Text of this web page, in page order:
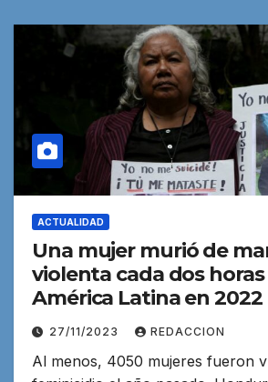
ACTUALIDAD
Una mujer murió de
violenta cada dos horas
América Latina en 2022
27/11/2023 REDACCION
Al menos, 4050 mujeres fueron